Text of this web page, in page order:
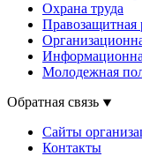
Охрана труда
Правозащитная
Молодежная
Обратная связь
Сайты
Контакты